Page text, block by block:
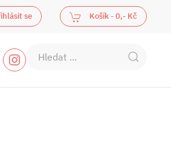
se Košík -0,- Kč